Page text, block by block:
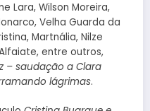
Lara, Wilson Moreira,
Velha Guarda da
Martnália, Nilze
entre outros,
– saudação a Clara
lágrimas.